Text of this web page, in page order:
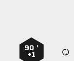
90 ’
+1